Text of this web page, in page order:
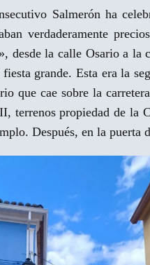
Salmerón ha
verdaderamente
desde la calle Osario a la
fiesta grande. Esta era la
que cae sobre la
terrenos propiedad de la
Después, en la puerta